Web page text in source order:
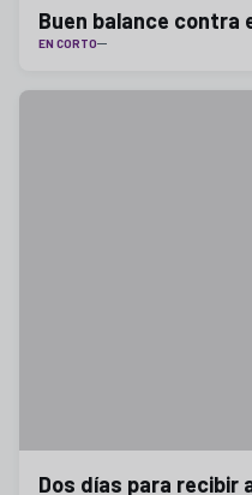
Buen balance contra
EN CORTO
Dos días para recibir